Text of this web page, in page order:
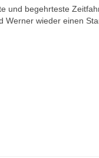
und begehrteste
wieder einen